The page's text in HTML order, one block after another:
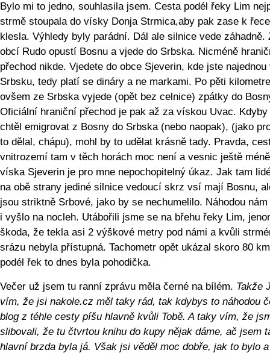
Bylo mi to jedno, souhlasila jsem. Cesta podél řeky Lim
strmě stoupala do vísky Donja Strmica,aby pak zase k řece
klesla. Výhledy byly parádní. Dál ale silnice vede záhadně.
obcí Rudo opustí Bosnu a vjede do Srbska. Nicméně
přechod nikde. Vjedete do obce Sjeverin, kde jste najednou
Srbsku, tedy platí se dináry a ne markami. Po pěti
ovšem ze Srbska vyjede (opět bez celnice) zpátky do
Oficiální hraniční přechod je pak až za vískou Uvac. Kdyby
chtěl emigrovat z Bosny do Srbska (nebo naopak), (jako
to dělal, chápu), mohl by to udělat krásně tady. Pravda,
vnitrozemí tam v těch horách moc není a vesnic ještě
víska Sjeverin je pro mne nepochopitelný úkaz. Jak tam
na obě strany jediné silnice vedoucí skrz vsí mají Bosnu,
jsou striktně Srbové, jako by se nechumelilo. Náhodou
i vyšlo na nocleh. Utábořili jsme se na břehu řeky Lim,
škoda, že tekla asi 2 výškové metry pod námi a kvůli
srázu nebyla přístupná. Tachometr opět ukázal skoro 80
podél řek to dnes byla pohodička.
Večer už jsem tu ranní zprávu měla černé na bílém. Takže
vím, že jsi nakole.cz měl taky rád, tak kdybys to náhodou
blog z téhle cesty píšu hlavně kvůli Tobě. A taky vím, že
slibovali, že tu čtvrtou knihu do kupy nějak dáme, ač jsem
hlavní brzda byla já. Však jsi věděl moc dobře, jak to bylo